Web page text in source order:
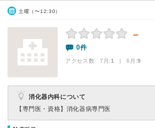
土曜（〜12:30）
－
0件
アクセス数 7月:1 | 6月:9
消化器内科について
【専門医・資格】 消化器病専門医